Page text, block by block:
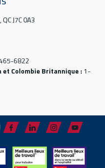
J7C 0A3
6822
Colombie Britannique : 1-